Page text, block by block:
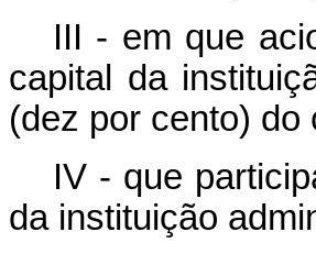
III - em que
capital da
(dez por cento) do
IV - que
da instituição